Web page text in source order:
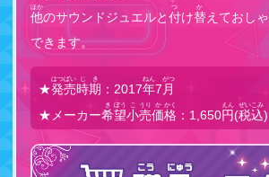
他
ほか
のサウンドジュエルと付
つ
け替
か
えておし
できます。
★発売
はつばい
時期
じき
：2017年
ねん
7 月
がつ
★メーカー希
き
望
ぼう
小
こ
売
うり
価
か
格
かく
：1,650円
えん
(税込
ぜいこみ
)